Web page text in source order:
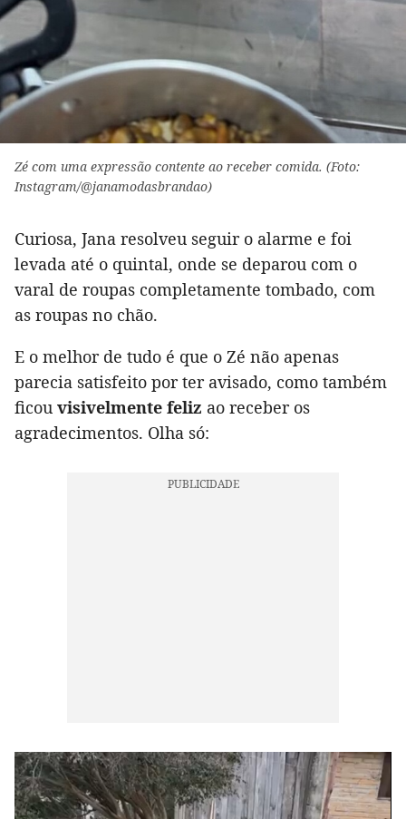
Zé com uma expressão contente ao receber comida. (Foto:
Instagram/@janamodasbrandao)
Curiosa, Jana resolveu seguir o alarme e foi
levada até o quintal, onde se deparou com o
varal de roupas completamente tombado, com
as roupas no chão.
E o melhor de tudo é que o Zé não apenas
parecia satisfeito por ter avisado, como também
ficou visivelmente feliz ao receber os
agradecimentos. Olha só: